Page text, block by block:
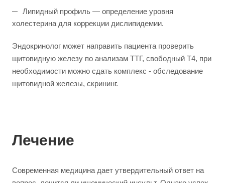
Липидный профиль — определение уровня
холестерина для коррекции дислипидемии.
Эндокринолог может направить пациента проверить
щитовидную железу по анализам ТТГ, свободный Т4, при
необходимости можно сдать комплекс - обследование
щитовидной железы, скрининг.
Лечение
Современная медицина дает утвердительный ответ на